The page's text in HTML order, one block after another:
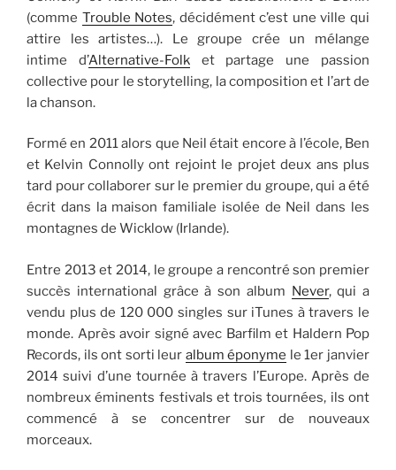
(comme Trouble Notes, décidément c’est une ville qui
attire les artistes…). Le groupe crée un mélange
intime d’Alternative-Folket partage une passion
collective pour le storytelling, la composition et l’art de
la chanson.
Formé en 2011 alors que Neil était encore à l’école, Ben
et Kelvin Connolly ont rejoint le projet deux ans plus
tard pour collaborer sur le premier du groupe, qui a été
écrit dans la maison familiale isolée de Neil dans les
montagnes de Wicklow (Irlande).
Entre 2013 et 2014, le groupe a rencontré son premier
succès international grâce à son album Never, qui a
vendu plus de 120 000 singles sur iTunes à travers le
monde. Après avoir signé avec Barfilm et Haldern Pop
Records, ils ont sorti leur album éponyme le 1er janvier
2014 suivi d’une tournée à travers l’Europe. Après de
nombreux éminents festivals et trois tournées, ils ont
commencé à se concentrer sur de nouveaux
morceaux.